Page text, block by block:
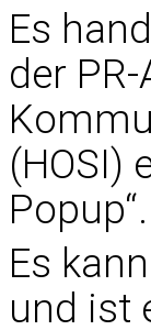
Es
der
(HOSI)
Popup“.
Es
und ist